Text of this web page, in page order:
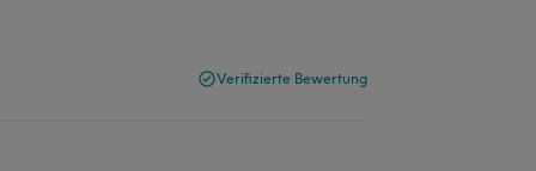
Verifizierte Bewertung